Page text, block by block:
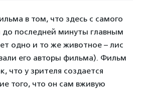
в том, что здесь с самого
до последней минуты главным
одно и то же животное – лис
его авторы фильма). Фильм
что у зрителя создается
того, что он сам вживую